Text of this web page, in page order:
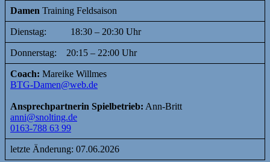
Damen Training Feldsaison
Dienstag: 18:30 – 20:30 Uhr
Donnerstag: 20:15 – 22:00 Uhr
Coach: Mareike Willmes
BTG-Damen@web.de
Ansprechpartnerin Spielbetrieb: Ann-Britt
anni@snolting.de
0163-788 63 99
letzte Änderung: 07.06.2026